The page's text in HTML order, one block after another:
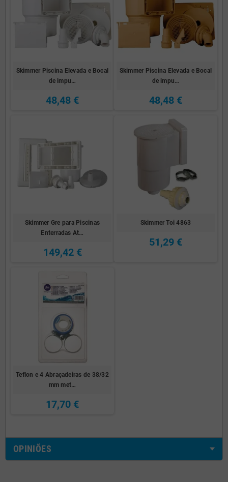
Skimmer Piscina Elevada e Bocal
de impu…
48,48 €
Skimmer Piscina Elevada e Bocal
de impu…
48,48 €
Skimmer Gre para Piscinas
Enterradas At…
149,42 €
Skimmer Toi 4863
51,29 €
Teflon e 4 Abraçadeiras de 38/32
mm met…
17,70 €
OPINIÕES